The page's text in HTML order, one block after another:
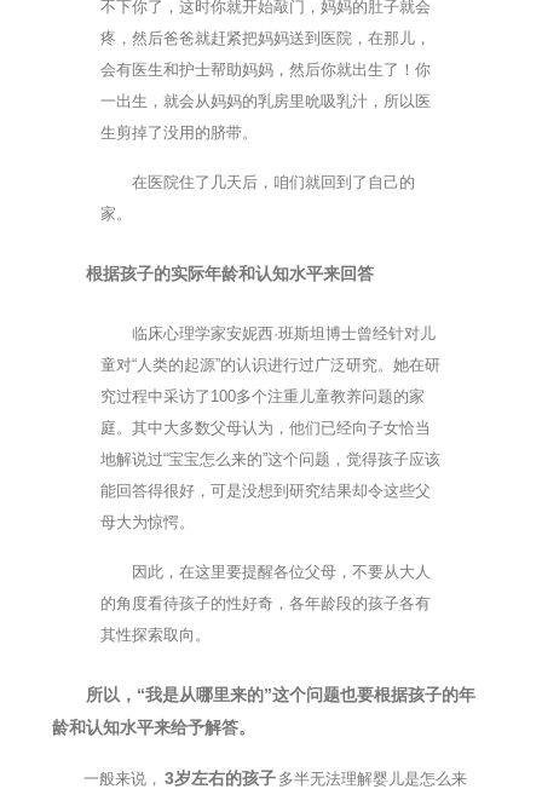
不下你了，这时你就开始敲门，妈妈的肚子就会
疼，然后爸爸就赶紧把妈妈送到医院，在那儿，
会有医生和护士帮助妈妈，然后你就出生了！你
一出生，就会从妈妈的乳房里吮吸乳汁，所以医
生剪掉了没用的脐带。
在医院住了几天后，咱们就回到了自己的
家。
根据孩子的实际年龄和认知水平来回答
临床心理学家安妮西·班斯坦博士曾经针对儿
童对“人类的起源”的认识进行过广泛研究。她在研
究过程中采访了100多个注重儿童教养问题的家
庭。其中大多数父母认为，他们已经向子女恰当
地解说过“宝宝怎么来的”这个问题，觉得孩子应该
能回答得很好，可是没想到研究结果却令这些父
母大为惊愕。
因此，在这里要提醒各位父母，不要从大人
的角度看待孩子的性好奇，各年龄段的孩子各有
其性探索取向。
所以，“我是从哪里来的”这个问题也要根据孩子的年
龄和认知水平来给予解答。
一般来说， 3岁左右的孩子 多半无法理解婴儿是怎么来